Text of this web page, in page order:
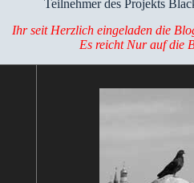
Teilnehmer des Projekts
Ihr seit Herzlich eingeladen die
Es reicht Nur auf die